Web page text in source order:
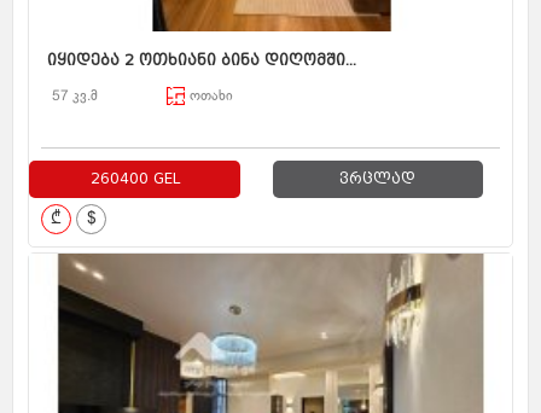
იყიდება 2 ოთხიანი ბინა დიღომში...
57 კვ.მ ოთახი
260400 GEL ვრცლად
₾ $